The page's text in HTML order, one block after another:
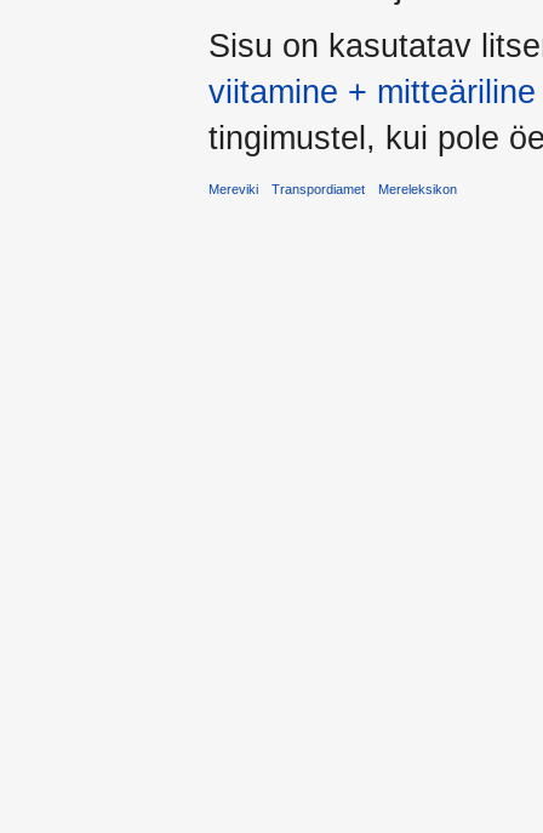
Sisu on kasutatav
viitamine +
tingimustel, kui pole
Mereviki Transpordiamet Mereleksikon